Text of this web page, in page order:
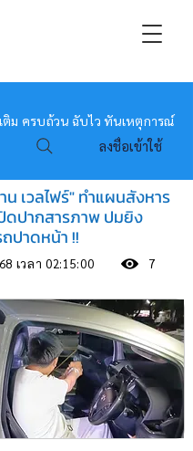
ติม ครบถ้วน ฉับไว ทันเหตุการณ์
ลงชื่อเข้าใช้
เวลไฟร์" ทำแผนสังหาร
ดปากสารภาพ ปมยิง
ปาดหน้า !!
เวลา 02:15:00 7